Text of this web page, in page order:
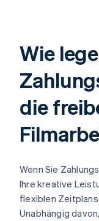
Wie
die
Wenn Sie
Ihre kreative
flexiblen Zeitplans
Unabhängig